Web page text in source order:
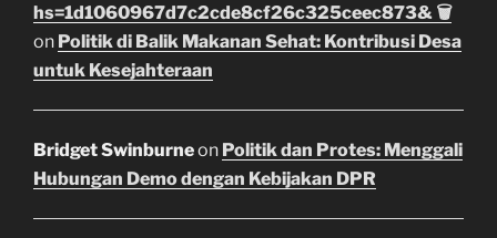
hs=1d1060967d7c2cde8cf26c325ceec873& 🗑
on Politik di Balik Makanan Sehat: Kontribusi Desa
untuk Kesejahteraan
Bridget Swinburneon Politik dan Protes: Menggali
Hubungan Demo dengan Kebijakan DPR